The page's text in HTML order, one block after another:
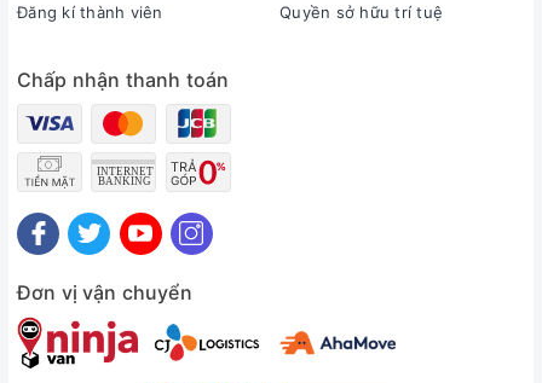
- Màu sắc : Đen
Xuất xứ:
Chính hãng
Bảo hành:12 tháng
Quý khách vui lòng Liên Hệ:
nhất về sản phẩm nhà bếp
Đăng kí thành viên
Quyền sở hữu trí tuệ
Chấp nhận thanh toán
Đơn vị vận chuyển